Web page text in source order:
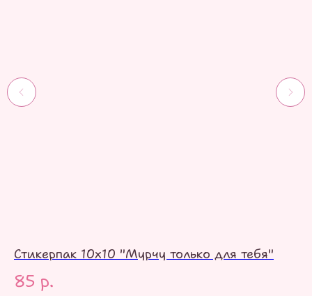
Стикерпак 10х10 "Мурчу только для тебя"
85 р.